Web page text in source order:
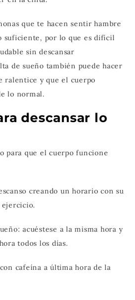
que te hacen sentir hambre
suficiente, por lo que es difícil
sin descansar
de sueño también puede hacer
ralentice y que el cuerpo
lo normal.
descansar lo
para que el cuerpo funcione
creando un horario con su
ejercicio.
acuéstese a la misma hora y
todos los días.
cafeína a última hora de la